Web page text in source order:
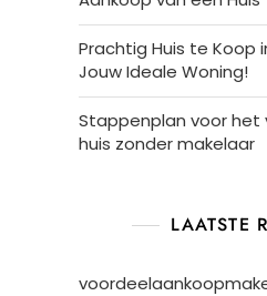
Prachtig Huis te Koop
Jouw Ideale Woning!
Stappenplan voor het
huis zonder makelaar
LAATSTE